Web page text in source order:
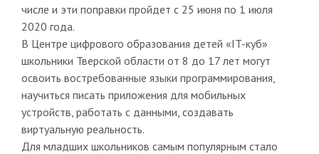
числе и эти поправки пройдет с 25 июня по 1 июля
2020 года.
В Центре цифрового образования детей «IT-куб»
школьники Тверской области от 8 до 17 лет могут
освоить востребованные языки программирования,
научиться писать приложения для мобильных
устройств, работать с данными, создавать
виртуальную реальность.
Для младших школьников самым популярным стало